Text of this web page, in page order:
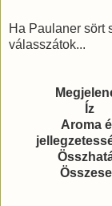
Ha Paulaner sört
válasszátok...
Íz
Aroma